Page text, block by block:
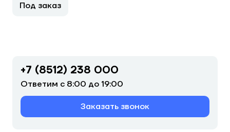
Под заказ
+7 (8512) 238 000
Ответим с 8:00 до 19:00
Заказать звонок